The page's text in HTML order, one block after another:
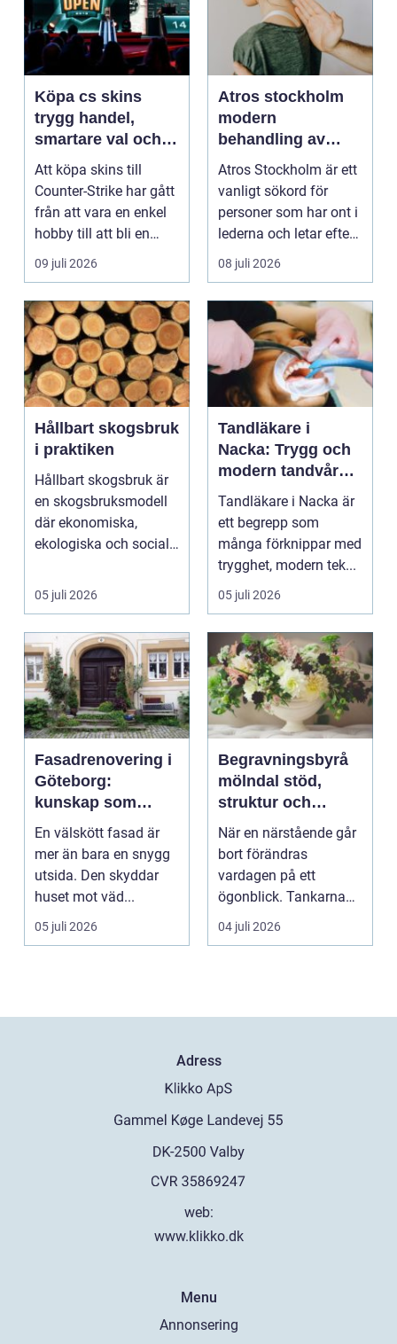
Köpa cs skins
trygg handel,
smartare val och
bättre affärer
Att köpa skins till
Counter-Strike har gått
från att vara en enkel
hobby till att bli en
egen liten ...
09 juli 2026
Atros stockholm
modern
behandling av
ledbesvär i
huvudstaden
Atros Stockholm är ett
vanligt sökord för
personer som har ont i
lederna och letar efter
hjälp i huv...
08 juli 2026
Hållbart skogsbruk
i praktiken
Hållbart skogsbruk är
en skogsbruksmodell
där ekonomiska,
ekologiska och sociala
...
05 juli 2026
Tandläkare i
Nacka: Trygg och
modern tandvård
nära dig
Tandläkare i Nacka är
ett begrepp som
många förknippar med
trygghet, modern tek...
05 juli 2026
Fasadrenovering i
Göteborg:
kunskap som
lönar sig på lång
En välskött fasad är
mer än bara en snygg
utsida. Den skyddar
huset mot väd...
05 juli 2026
Begravningsbyrå
mölndal stöd,
struktur och
omsorg när livet
förändras
När en närstående går
bort förändras
vardagen på ett
ögonblick. Tankarna
snurrar, känslorna
pendlar ...
04 juli 2026
Adress
web:
www.klikko.dk
Menu
Annonsering